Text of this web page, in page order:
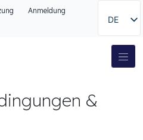
Anmeldung
DE
&